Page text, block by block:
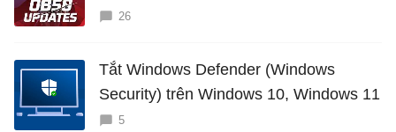
26
Tắt Windows Defender (Windows
Security) trên Windows 10, Windows 11
5